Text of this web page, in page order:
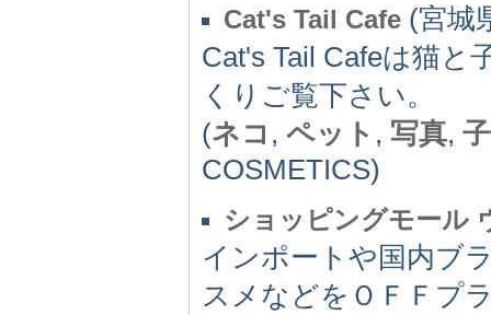
Cat's Tail Cafe (宮城
Cat's Tail Cafeは猫と
くりご覧下さい。
(ネコ , ペット , 写真,
COSMETICS)
ショッピングモール
インポートや国内ブ
スメなどをＯＦＦプ